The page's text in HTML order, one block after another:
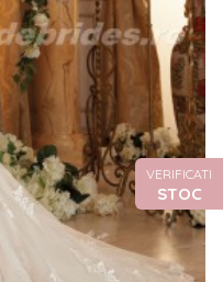
VERIFICATI
STOC